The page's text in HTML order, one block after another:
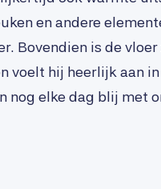
en andere
Bovendien is de vloer
voelt hij heerlijk aan
nog elke dag blij met